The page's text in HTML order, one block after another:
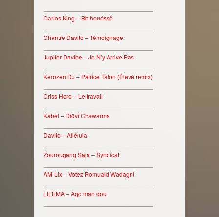
Carlos King – Bb houéssô
Chantre Davito – Témoignage
Jupiter Davibe – Je N’y Arrive Pas
Kerozen DJ – Patrice Talon (Élevé remix)
Criss Hero – Le travail
Kabel – Diôvi Chawarma
Davito – Alléluia
Zourougang Saja – Syndicat
AM-Lix – Votez Romuald Wadagni
LILEMA – Ago man dou